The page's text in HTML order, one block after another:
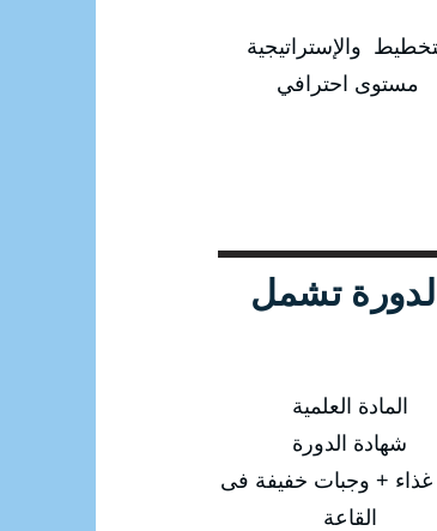
والإستراتيجية
مستوى احترافي
الدورة تشمل
المادة العلمية
شهادة الدورة
غذاء + وجبات خفيفة فى
القاعة